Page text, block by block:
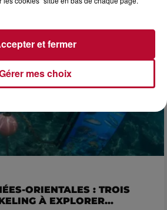
ORIENTALES : TROIS
À EXPLORER...
mes choix
et fermer